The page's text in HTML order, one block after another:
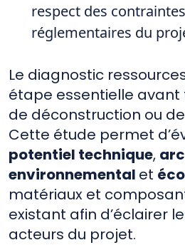
respect des
réglementaires du
Le diagnostic
étape essentielle
de déconstruction ou
Cette étude permet
potentiel technique,
environnemental et
matériaux et
existant afin d’éclairer
acteurs du projet.